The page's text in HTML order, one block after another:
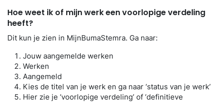
Hoe weet ik of mijn werk een voorlopige verdeling
heeft?
Dit kun je zien in MijnBumaStemra. Ga naar:
Jouw aangemelde werken
Werken
Aangemeld
Kies de titel van je werk en ga naar ‘status van je werk’
Hier zie je ‘voorlopige verdeling’ of ‘definitieve